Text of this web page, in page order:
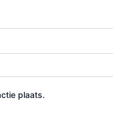
plaats.